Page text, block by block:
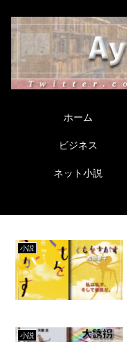
ホーム
ビジネス
ネット小説
小説
小説